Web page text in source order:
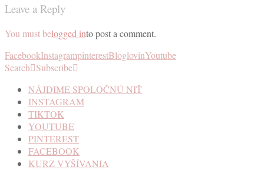
Leave a Reply
You must belogged into post a comment.
FacebookInstagrampinterestBloglovinYoutube
Search Subscribe
NÁJDIME SPOLOČNÚ NIŤ
INSTAGRAM
TIKTOK
YOUTUBE
PINTEREST
FACEBOOK
KURZ VYŠÍVANIA